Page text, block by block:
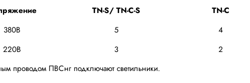
TN-S/ TN-C-S
TN-C
380В
5
4
220В
3
2
проводом ПВСнг подключают светильники.